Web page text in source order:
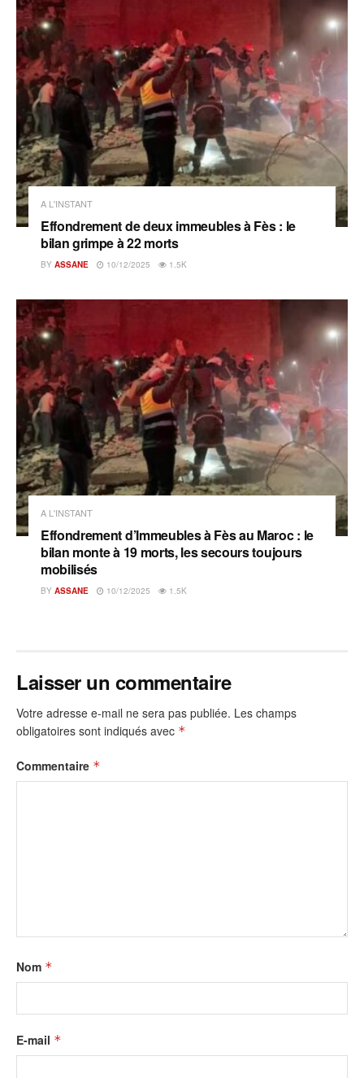
A L'INSTANT
Effondrement de deux immeubles à Fès : le
bilan grimpe à 22 morts
BY ASSANE 10/12/2025 1.5K
A L'INSTANT
Effondrement d’Immeubles à Fès au Maroc : le
bilan monte à 19 morts, les secours toujours
mobilisés
BY ASSANE 10/12/2025 1.5K
Laisser un commentaire
Votre adresse e-mail ne sera pas publiée. Les champs
obligatoires sont indiqués avec *
Commentaire *
Nom *
E-mail *